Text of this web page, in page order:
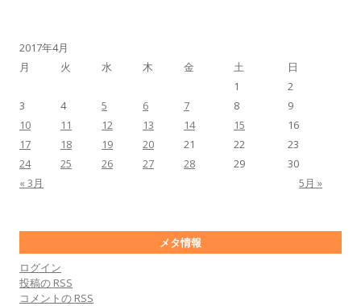
2017年4月
月
火 水 木 金 土 日
« 3月 5月 »
1
2
3
4 5 6 7 8
9
10
11 12 13 14 15
16
17
18 19 20 21 22
23
24
25 26 27 28 29 30
メタ情報
ログイン
投稿の RSS
コメントの RSS